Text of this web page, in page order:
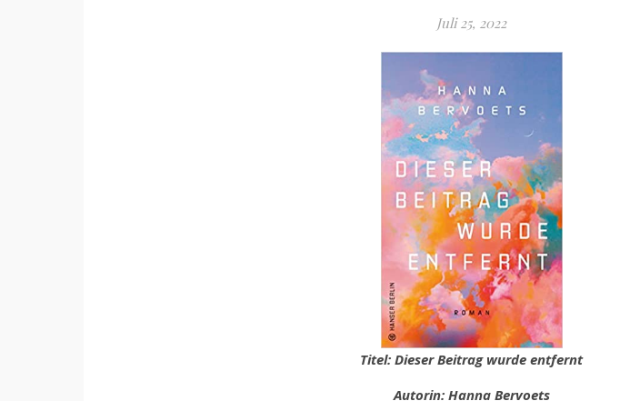
Juli 25, 2022
Titel: Dieser Beitrag wurde entfernt
Autorin: Hanna Bervoets